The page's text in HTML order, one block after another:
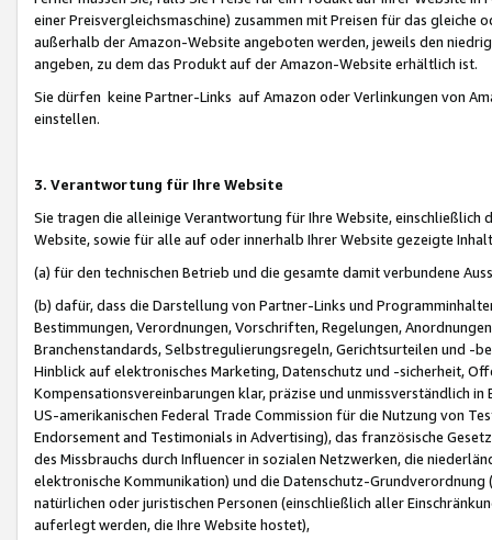
einer Preisvergleichsmaschine) zusammen mit Preisen für das
außerhalb der Amazon-Website angeboten werden, jeweils den
angeben, zu dem das Produkt auf der Amazon-Website erhältlich ist.
Sie dürfen keine Partner-Links auf Amazon oder Verlinkungen von
einstellen.
3. Verantwortung für Ihre Website
Sie tragen die alleinige Verantwortung für Ihre Website,
Website, sowie für alle auf oder innerhalb Ihrer Website gezeigte
(a) für den technischen Betrieb und die gesamte damit verbundene
(b) dafür, dass die Darstellung von Partner-Links und
Bestimmungen, Verordnungen, Vorschriften, Regelungen,
Branchenstandards, Selbstregulierungsregeln, Gerichtsurteilen und -
Hinblick auf elektronisches Marketing, Datenschutz und -sicherheit,
Kompensationsvereinbarungen klar, präzise und unmissverständlich
US-amerikanischen Federal Trade Commission für die Nutzung von
Endorsement and Testimonials in Advertising), das französische
des Missbrauchs durch Influencer in sozialen Netzwerken, die
elektronische Kommunikation) und die Datenschutz-
natürlichen oder juristischen Personen (einschließlich aller
auferlegt werden, die Ihre Website hostet),